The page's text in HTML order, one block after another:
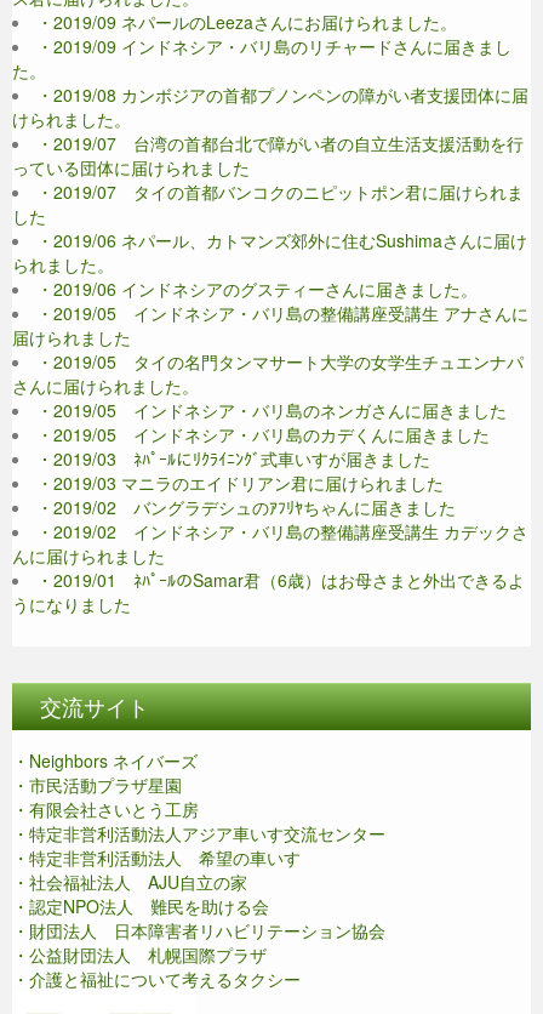
・2019/09 ネパールのLeezaさんにお届けられました。
・2019/09 インドネシア・バリ島のリチャードさんに届きまし
た。
・2019/08 カンボジアの首都プノンペンの障がい者支援団体に届
けられました。
・2019/07 台湾の首都台北で障がい者の自立生活支援活動を行
っている団体に届けられました
・2019/07 タイの首都バンコクのニピットポン君に届けられま
した
・2019/06 ネパール、カトマンズ郊外に住むSushimaさんに届け
られました。
・2019/06 インドネシアのグスティーさんに届きました。
・2019/05 インドネシア・バリ島の整備講座受講生 アナさんに
届けられました
・2019/05 タイの名門タンマサート大学の女学生チュエンナパ
さんに届けられました。
・2019/05 インドネシア・バリ島のネンガさんに届きました
・2019/05 インドネシア・バリ島のカデくんに届きました
・2019/03 ﾈﾊﾟｰﾙにﾘｸﾗｲﾆﾝｸﾞ式車いすが届きました
・2019/03 マニラのエイドリアン君に届けられました
・2019/02 バングラデシュのｱﾌﾘﾔちゃんに届きました
・2019/02 インドネシア・バリ島の整備講座受講生 カデックさ
んに届けられました
・2019/01 ﾈﾊﾟｰﾙのSamar君（6歳）はお母さまと外出できるよ
うになりました
交流サイト
・Neighbors ネイバーズ
・市民活動プラザ星園
・有限会社さいとう工房
・特定非営利活動法人アジア車いす交流センター
・特定非営利活動法人 希望の車いす
・社会福祉法人 AJU自立の家
・認定NPO法人 難民を助ける会
・財団法人 日本障害者リハビリテーション協会
・公益財団法人 札幌国際プラザ
・介護と福祉について考えるタクシー